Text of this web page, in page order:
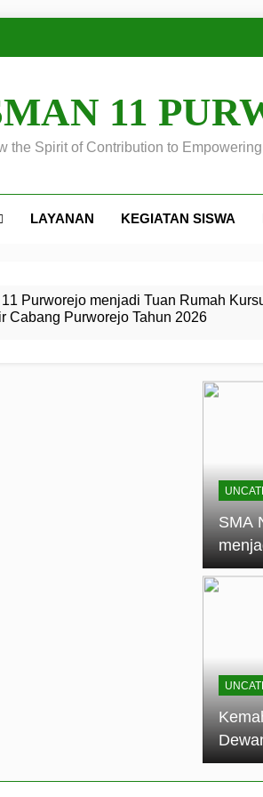
11
the Spirit of Contribution to
LAYANAN KEGIATAN SISWA
Purworejo menjadi Tuan Rumah
Cabang Purworejo Tahun 2026
Calon Dewan Ambalan SMA
11 Purworejo Sukses Gelar LPBB
Tingkat
Gugus Depan
di LKBB
oleh Pasukan Khusus
11
Negeri 11 Purworejo
menjadi lokasi pelaksanaan
SMA
11